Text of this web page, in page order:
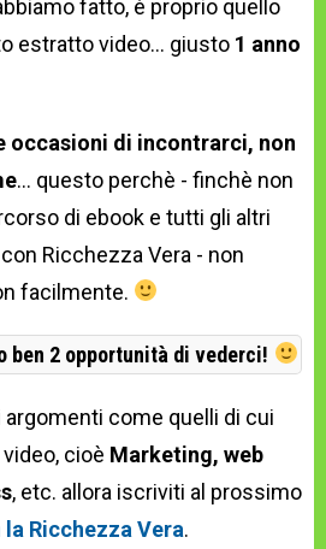
fatto, è proprio quello
estratto video... giusto 1 anno
occasioni di incontrarci, non
... questo perchè - finchè non
di ebook e tutti gli altri
Ricchezza Vera - non
facilmente.
ben 2 opportunità di vederci!
argomenti come quelli di cui
cioè Marketing, web
, etc. allora iscriviti al prossimo
Ricchezza Vera.